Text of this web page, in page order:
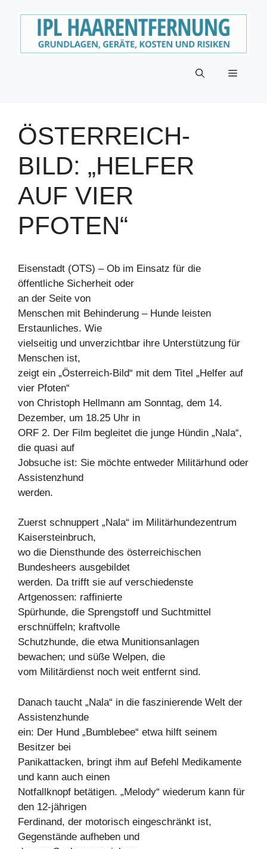
Menü
ÖSTERREICH-
BILD: „HELFER
AUF VIER
PFOTEN“
Eisenstadt (OTS) – Ob im Einsatz für die
öffentliche Sicherheit oder
an der Seite von
Menschen mit Behinderung – Hunde leisten
Erstaunliches. Wie
vielseitig und unverzichtbar ihre Unterstützung für
Menschen ist,
zeigt ein „Österreich-Bild“ mit dem Titel „Helfer auf
vier Pfoten“
von Christoph Hellmann am Sonntag, dem 14.
Dezember, um 18.25 Uhr in
ORF 2. Der Film begleitet die junge Hündin „Nala“,
die quasi auf
Jobsuche ist: Sie möchte entweder Militärhund oder
Assistenzhund
werden.
Zuerst schnuppert „Nala“ im Militärhundezentrum
Kaisersteinbruch,
wo die Diensthunde des österreichischen
Bundesheers ausgebildet
werden. Da trifft sie auf verschiedenste
Artgenossen: raffinierte
Spürhunde, die Sprengstoff und Suchtmittel
erschnüffeln; kraftvolle
Schutzhunde, die etwa Munitionsanlagen
bewachen; und süße Welpen, die
vom Militärdienst noch weit entfernt sind.
Danach taucht „Nala“ in die faszinierende Welt der
Assistenzhunde
ein: Der Hund „Bumblebee“ etwa hilft seinem
Besitzer bei
Panikattacken, bringt ihm auf Befehl Medikamente
und kann auch einen
Notfallknopf betätigen. „Melody“ wiederum kann für
den 12-jährigen
Ferdinand, der motorisch eingeschränkt ist,
Gegenstände aufheben und